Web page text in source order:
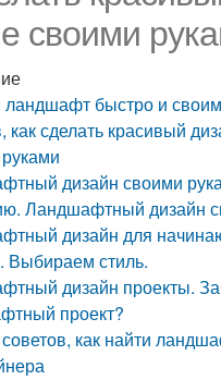
своими
быстро и
как сделать красивый
дизайн своими
Ландшафтный дизайн
дизайн для
Выбираем стиль.
дизайн проекты.
проект?
как найти